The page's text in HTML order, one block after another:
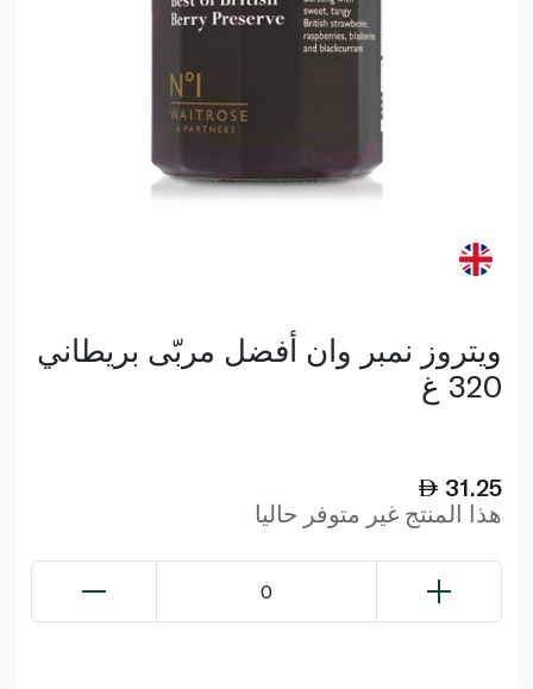
ويتروز نمبر وان أفضل مربّى بريطاني
320 غ
31.25
هذا المنتج غير متوفر حاليا
0